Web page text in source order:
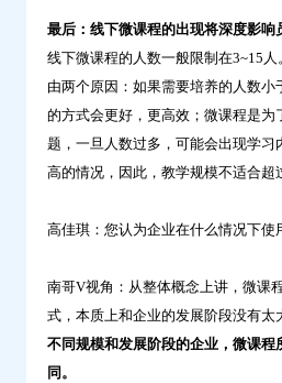
最后： 线下微课程的出现将深度影响
线下微课程的人数一般限制在3~15
由两个原因：如果需要培养的人数
的方式会更好，更高效；微课程是为
题，一旦人数过多，可能会出现学习
高的情况，因此，教学规模不适合超
高佳琪：您认为企业在什么情况下使
南哥V视角：从整体概念上讲，微课
式，本质上和企业的发展阶段没有太
不同规模和发展阶段的企业，微课程
同。